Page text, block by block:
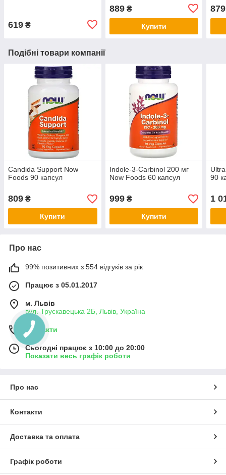
619 ₴
889₴
Купити
879
Подібні товари компанії
Candida Support Now
Foods 90 капсул
809 ₴
Купити
Indole-3-Carbinol 200 мг
Now Foods 60 капсул
999₴
Купити
90
1
Про нас
99% позитивних з 554 відгуків за рік
Працює з 05.01.2017
м. Львів
вул. Трускавецька 2Б, Львів, Україна
Контакти
Сьогодні працює з 10:00 до 20:00
Показати весь графік роботи
Про нас
Контакти
Доставка та оплата
Графік роботи